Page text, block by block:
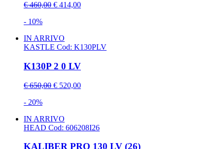
€ 460,00 € 414,00
- 10%
IN ARRIVO
KASTLE Cod: K130PLV
K130P 2 0 LV
€ 650,00 € 520,00
- 20%
IN ARRIVO
HEAD Cod: 606208I26
KALIBER PRO 130 LV (26)